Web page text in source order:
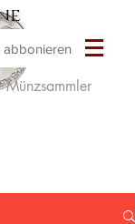
abbonieren